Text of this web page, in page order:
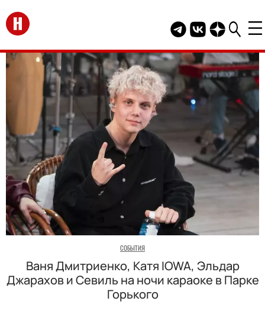
Перейти на главную
Telegram канал
Группа HELLO
Канал
СОБЫТИЯ
Ваня Дмитриенко, Катя IOWA, Эльдар
Джарахов и Севиль на ночи караоке в Парке
Горького